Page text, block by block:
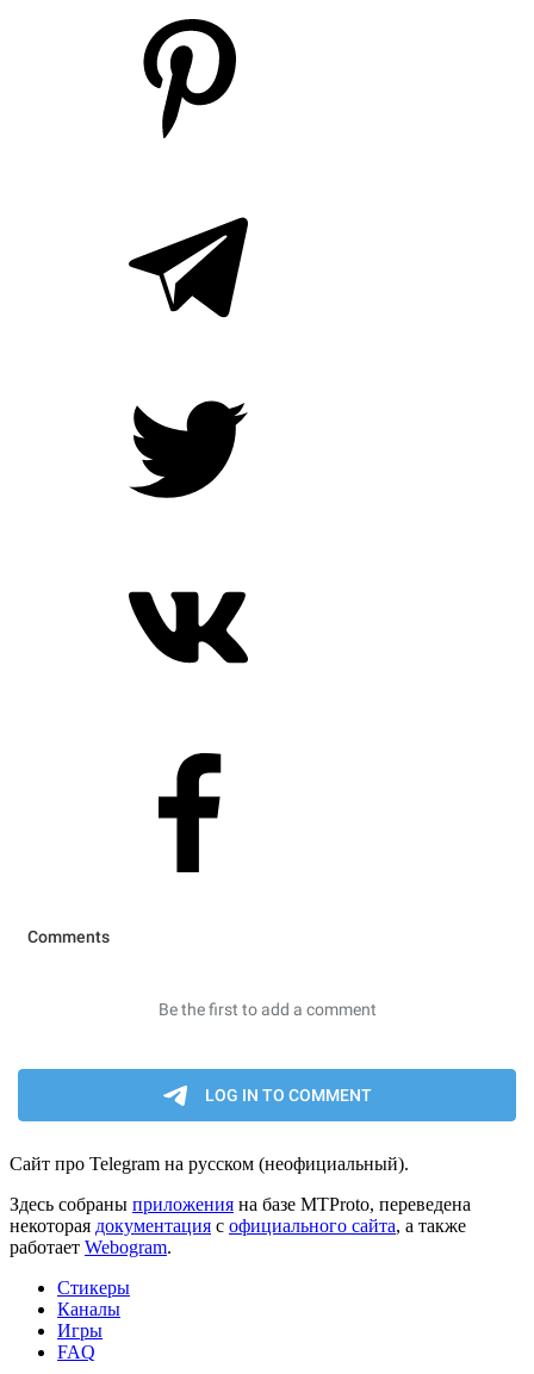
Сайт про Telegram на русском (неофициальный).
Здесь собраны приложения на базе MTProto, переведена
некоторая документация с официального сайта, а также
работает Webogram.
Стикеры
Каналы
Игры
FAQ